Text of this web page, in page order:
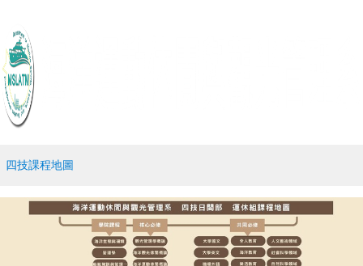
四技課程地圖